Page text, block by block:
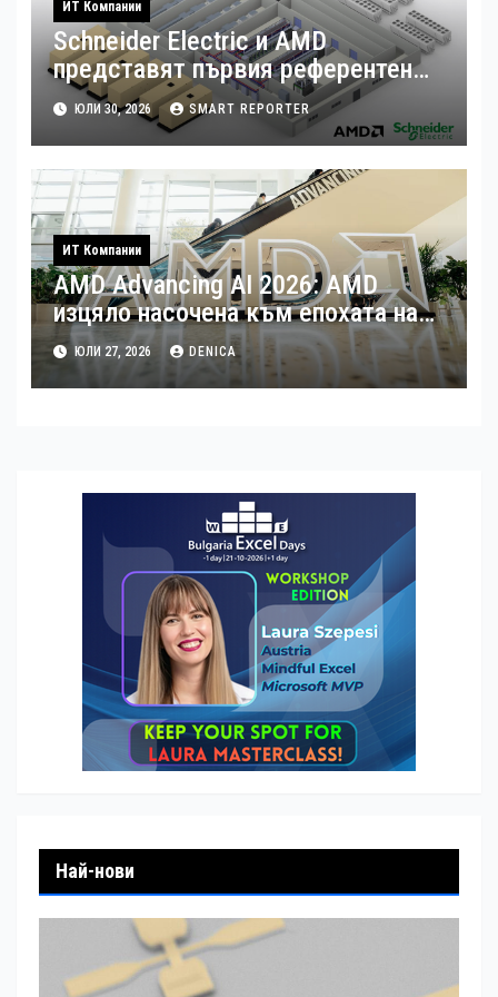
ИТ Компании
Schneider Electric и AMD
представят първия референтен
дизайн на платформата Helios за
ускорено изграждане на фабрики
за ИИ
ЮЛИ 30, 2026 SMART REPORTER
ИТ Компании
AMD Advancing AI 2026: AMD
изцяло насочена към епохата на
Агентния AI
ЮЛИ 27, 2026 DENICA
Най-нови